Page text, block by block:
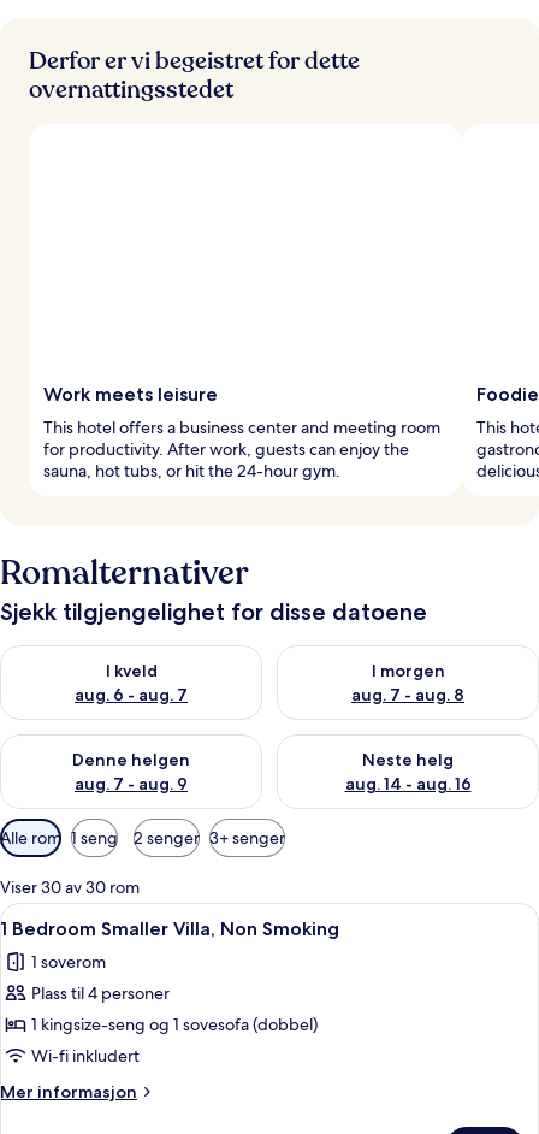
Derfor er vi begeistret for dette
overnattingsstedet
Work meets leisure
This hotel offers a business center and meeting room
for productivity. After work, guests can enjoy the
sauna, hot tubs, or hit the 24-hour gym.
This
Romalternativer
Sjekk tilgjengelighet for disse datoene
I kveld
aug. 6 - aug. 7
Sjekk tilgjengelighet for i kveld, aug. 6 - aug. 7
I morgen
aug. 7 - aug. 8
Sjekk tilgjengelighet for i
Denne helgen
aug. 7 - aug. 9
Sjekk tilgjengelighet for denne helgen, aug. 7 - aug. 9
Neste helg
aug. 14 - aug. 16
Sjekk tilgjengelighet for neste
Tilgjengelige
filtre
for
rom
Alle rom 1 seng 2 senger 3+ senger
Viser 30 av 30 rom
Åpne
alle
bildene
av
1
Bedroom
Smaller
Villa,
Flatskjerm-TV, DVD-spiller,
7
1 Bedroom Smaller Villa, Non Smoking
1 soverom
Plass til 4 personer
1 kingsize-seng og 1 sovesofa (dobbel)
Wi-fi inkludert
Mer informasjon
Mer